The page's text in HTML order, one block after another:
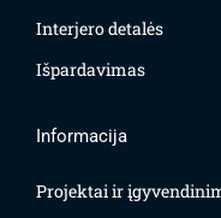
Interjero detalės
Išpardavimas
Informacija
Projektai ir